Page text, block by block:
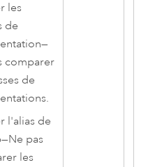
les
de
—
comparer
de
l'alias de
—Ne pas
les